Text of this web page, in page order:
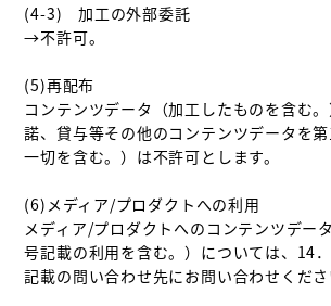
(4-3)　加工の外部委託
→不許可。
(5)再配布
コンテンツデータ（加工したものを含む
諾、貸与等その他のコンテンツデータを
一切を含む。）は不許可とします。
(6)メディア/プロダクトへの利用
メディア/プロダクトへのコンテンツデー
号記載の利用を含む。）については、14．
記載の問い合わせ先にお問い合わせくださ